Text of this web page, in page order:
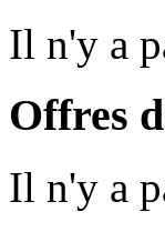
Il n'y a
Offres
Il n'y a